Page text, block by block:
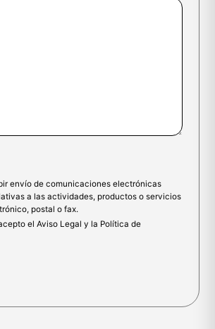
envío de comunicaciones electrónicas
a las actividades, productos o servicios
postal o fax.
el Aviso Legal y la Política de